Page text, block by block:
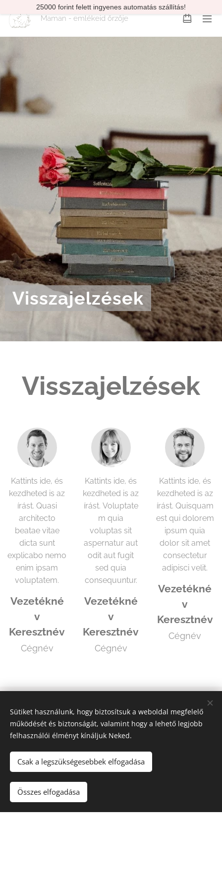
25000 forint felett ingyenes automatás szállítás!
Maman - emlékeid őrzője
Visszajelzések
Visszajelzések
Kattints ide, és
kezdheted is az
írást. Quasi
architecto
beatae vitae
dicta sunt
explicabo nemo
enim ipsam
voluptatem.
Vezetékné
v
Keresztnév
Cégnév
Kattints ide, és
kezdheted is az
írást. Voluptate
m quia
voluptas sit
aspernatur aut
odit aut fugit
sed quia
consequuntur.
Vezetékné
v
Keresztnév
Cégnév
Kattints ide, és
kezdheted is az
írást. Quisquam
est qui dolorem
ipsum quia
dolor sit amet
consectetur
adipisci velit.
Vezetékné
v
Keresztnév
Cégnév
Kapcsolat
E-mail:
Telefonszám:
+36205930290
Sütiket használunk, hogy biztosítsuk a weboldal megfelelő
működését és biztonságát, valamint hogy a lehető legjobb
felhasználói élményt kínáljuk Neked.
Csak a legszükségesebbek elfogadása
Összes elfogadása